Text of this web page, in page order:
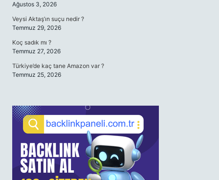
Ağustos 3, 2026
Veysi Aktaş’ın suçu nedir ?
Temmuz 29, 2026
Koç sadık mı ?
Temmuz 27, 2026
Türkiye’de kaç tane Amazon var ?
Temmuz 25, 2026